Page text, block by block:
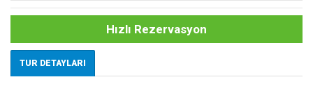
Hızlı Rezervasyon
TUR DETAYLARI